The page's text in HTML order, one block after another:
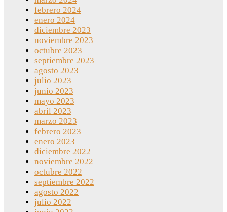
febrero 2024
enero 2024
diciembre 2023
noviembre 2023
octubre 2023
septiembre 2023
agosto 2023
julio 2023
junio 2023
mayo 2023
abril 2023
marzo 2023
febrero 2023
enero 2023
diciembre 2022
noviembre 2022
octubre 2022
septiembre 2022
agosto 2022
julio 2022